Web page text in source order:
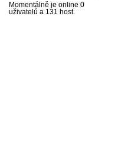
Momentálně je online 0
uživatelů a 131 host.